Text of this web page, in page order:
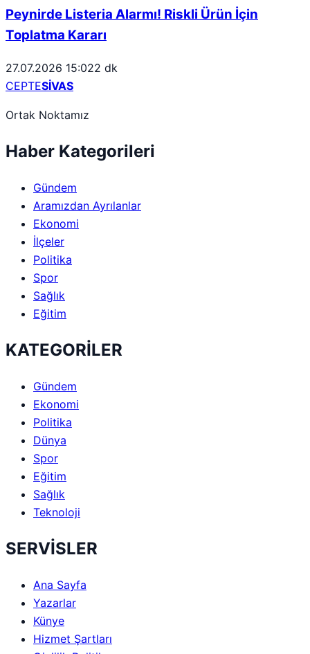
Peynirde Listeria Alarmı! Riskli Ürün İçin
Toplatma Kararı
27.07.2026 15:022 dk
CEPTESİVAS
Ortak Noktamız
Haber Kategorileri
Gündem
Aramızdan Ayrılanlar
Ekonomi
İlçeler
Politika
Spor
Sağlık
Eğitim
KATEGORİLER
Gündem
Ekonomi
Politika
Dünya
Spor
Eğitim
Sağlık
Teknoloji
SERVİSLER
Ana Sayfa
Yazarlar
Künye
Hizmet Şartları